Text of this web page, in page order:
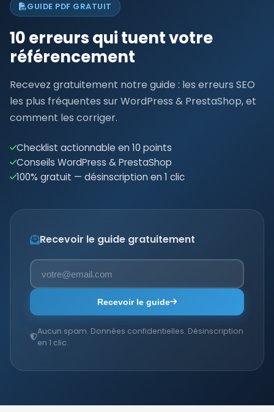
GUIDE PDF GRATUIT
10 erreurs qui tuent votre
référencement
Recevez gratuitement notre guide : les erreurs SEO
les plus fréquentes sur WordPress & PrestaShop, et
comment les corriger.
Checklist actionnable en 10 points
Conseils WordPress & PrestaShop
100% gratuit — désinscription en 1 clic
Recevoir le guide gratuitement
Recevoir le guide
Aucun spam. Données confidentielles. Désinscription
en 1 clic.